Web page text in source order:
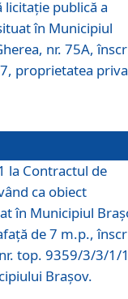
licitație publică a
în Municipiul
nr. 75A,
proprietatea
la Contractul de
ca obiect
în Municipiul
de 7 m.p.,
top. 9359/3/3/1/
Brașov.